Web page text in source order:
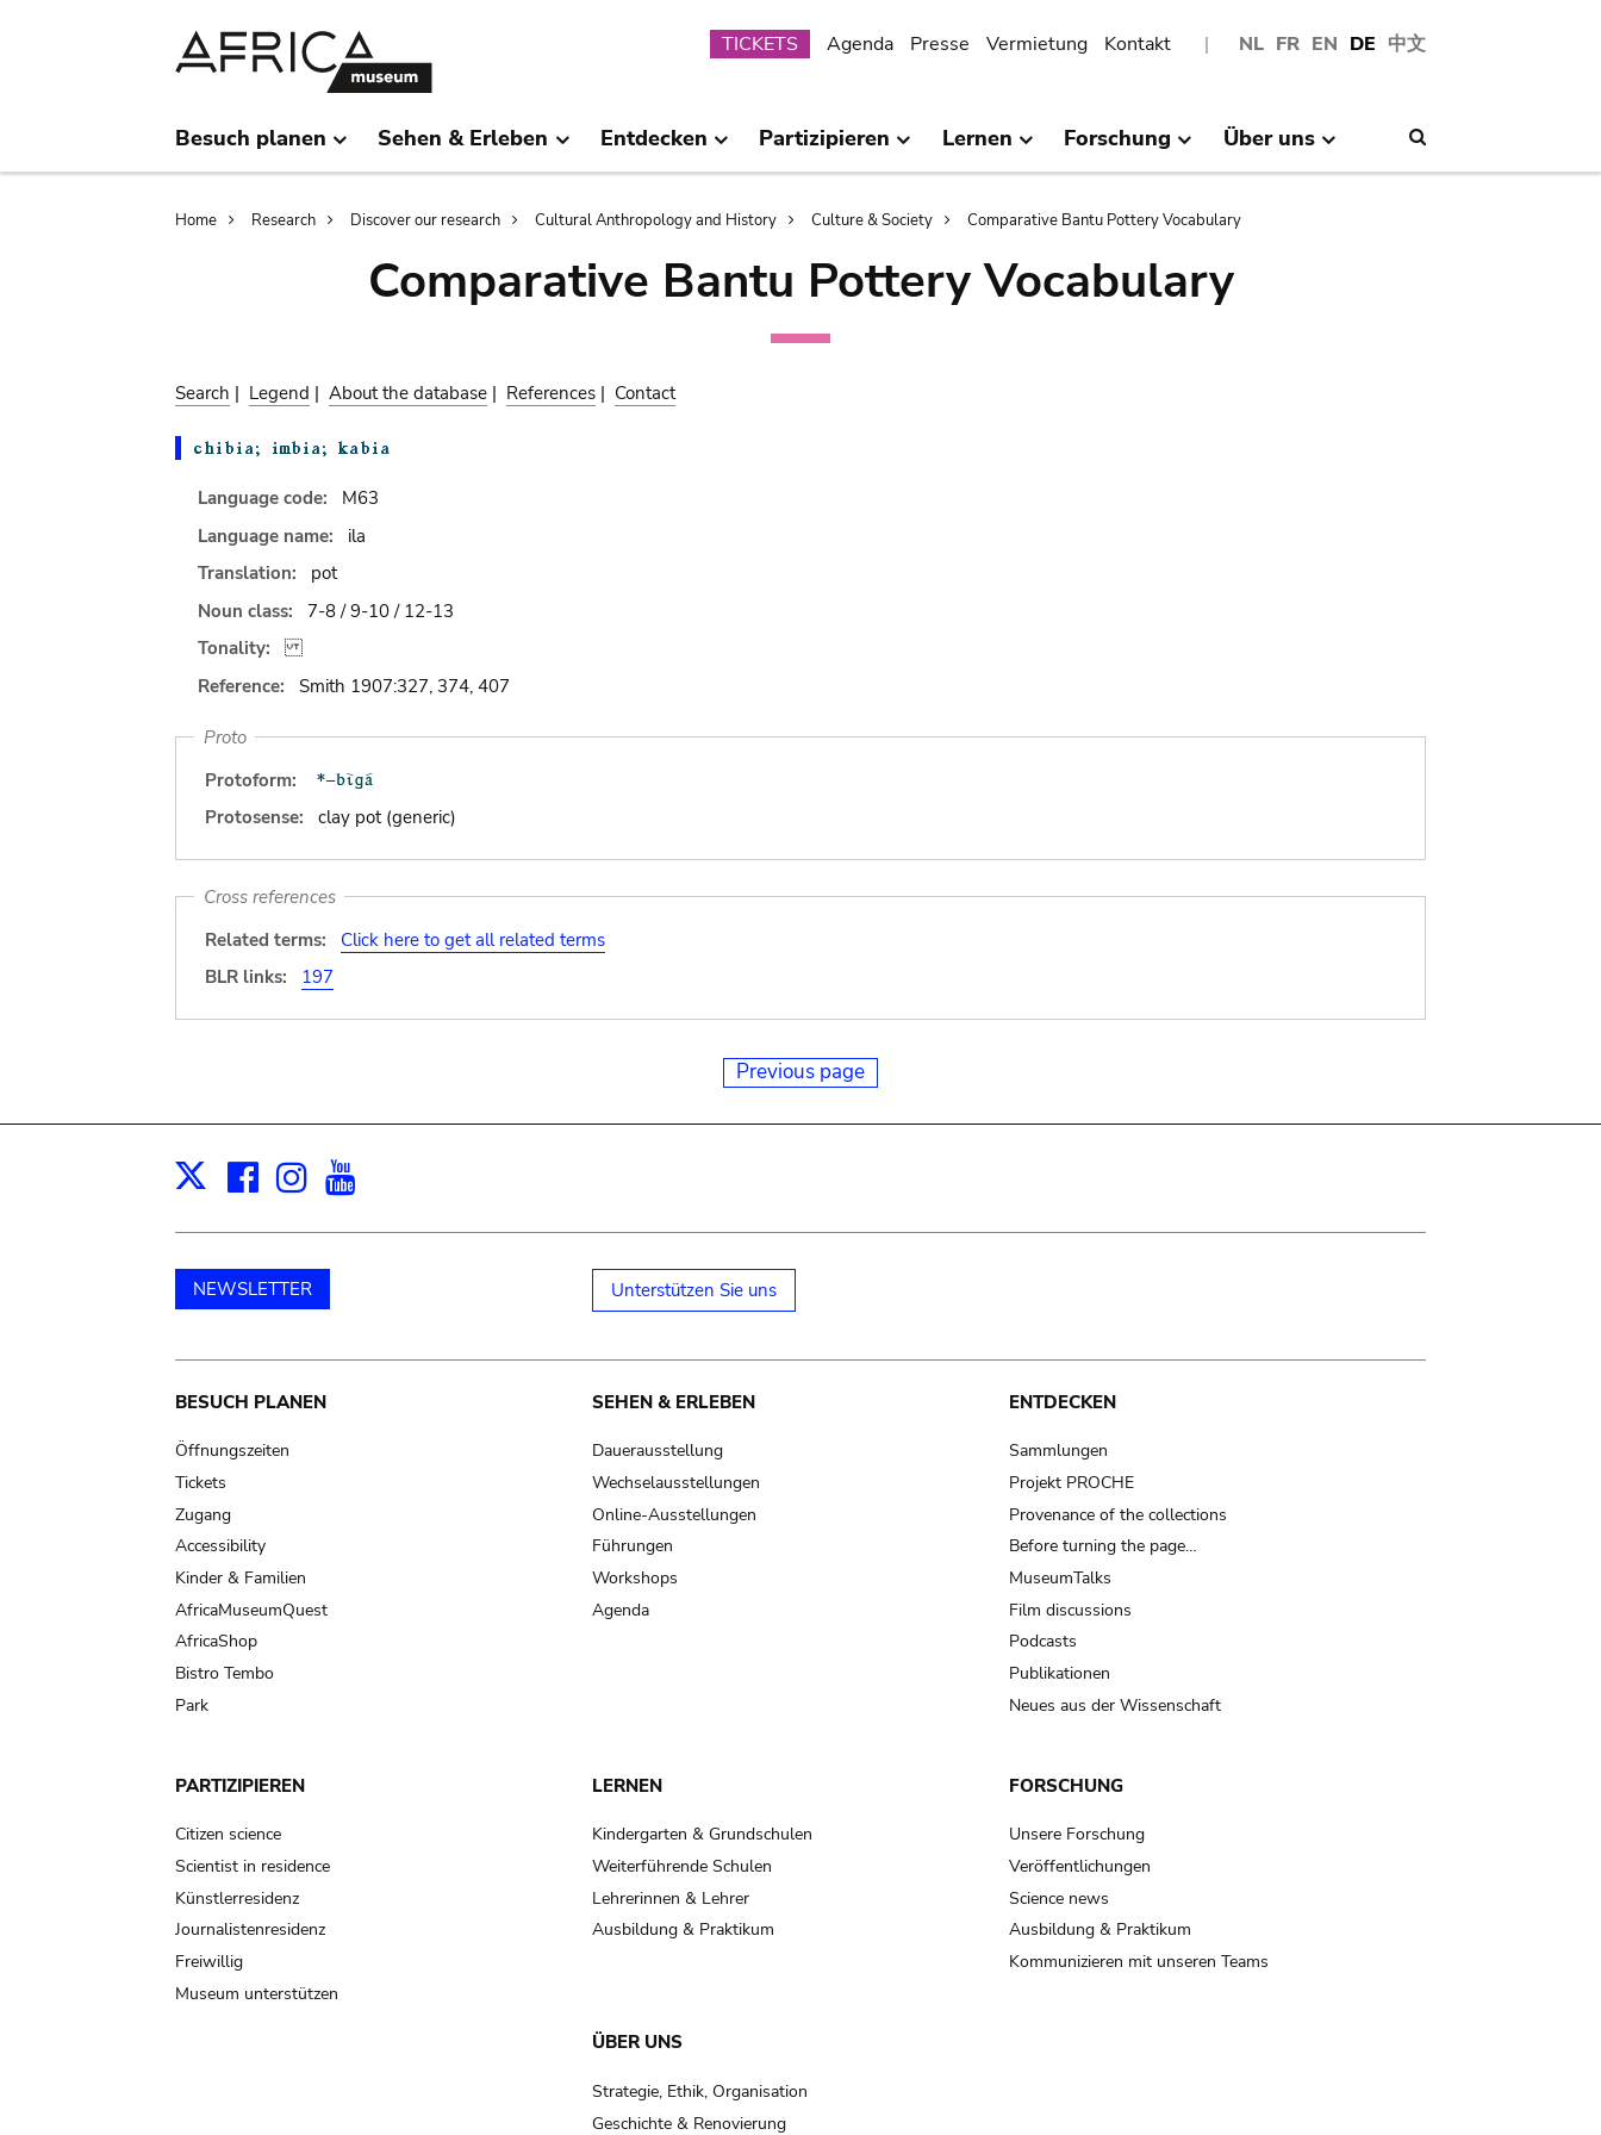
NL FR EN DE 中文
Submenu
TICKETS Agenda Presse Vermietung Kontakt
Besuch planen Sehen & Erleben Entdecken Partizipieren Lernen Forschung Über uns
Breadcrumb
Home Research Discover our research Cultural Anthropology and History Culture & Society Comparative Bantu Pottery Vocabulary
Comparative Bantu Pottery Vocabulary
Search | Legend | About the database | References | Contact
Language code:
M63
Language name:
ila
Translation:
pot
Noun class:
7-8 / 9-10 / 12-13
Tonality:
Reference:
Smith 1907:327, 374, 407
Proto
Protoform:
Protosense:
clay pot (generic)
Cross references
Related terms:
Click here to get all related terms
BLR links:
197
Previous page
X Facebook
Instagram
NEWSLETTER Unterstützen Sie uns
Main
navigation
BESUCH PLANEN
Öffnungszeiten
Tickets
Zugang
Accessibility
Kinder & Familien
AfricaMuseumQuest
AfricaShop
Bistro Tembo
Park
SEHEN & ERLEBEN
Dauerausstellung
Wechselausstellungen
Online-Ausstellungen
Führungen
Workshops
Agenda
ENTDECKEN
Sammlungen
Projekt PROCHE
Provenance of the collections
Before turning the page…
MuseumTalks
Film discussions
Podcasts
Publikationen
Neues aus der Wissenschaft
PARTIZIPIEREN
Citizen science
Scientist in residence
Künstlerresidenz
Journalistenresidenz
Freiwillig
Museum unterstützen
LERNEN
Kindergarten & Grundschulen
Weiterführende Schulen
Lehrerinnen & Lehrer
Ausbildung & Praktikum
FORSCHUNG
Unsere Forschung
Veröffentlichungen
Science news
Ausbildung & Praktikum
Kommunizieren mit unseren Teams
ÜBER UNS
Strategie, Ethik, Organisation
Geschichte & Renovierung